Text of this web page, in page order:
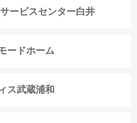
ービスセンター白井
ードホーム
ス武蔵浦和